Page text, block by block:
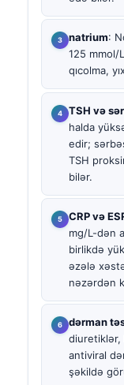
natrium:
125 mmol/
qıcolma,
TSH və
halda
edir;
TSH
bilər.
CRP və
mg/L-dən
birlikdə
əzələ
nəzərdən
dərman
diuretiklər,
antiviral
şəkildə